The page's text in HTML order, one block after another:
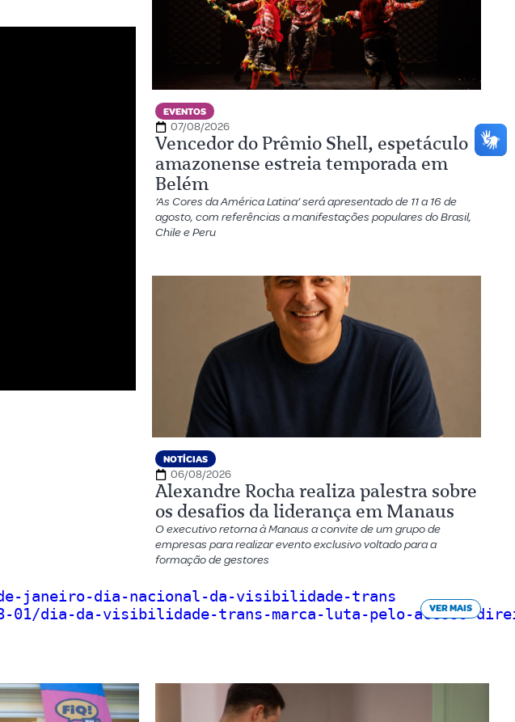
janeiro-dia-nacional-da-visibilidade-trans
01/dia-da-visibilidade-trans-marca-luta-pelo-acesso-
EVENTOS
07/08/2026
Vencedor do Prêmio Shell, espetáculo
amazonense estreia temporada em
Belém
‘As Cores da América Latina’ será apresentado de 11 a 16 de
agosto, com referências a manifestações populares do Brasil,
Chile e Peru
NOTÍCIAS
06/08/2026
Alexandre Rocha realiza palestra sobre
os desafios da liderança em Manaus
O executivo retorna à Manaus a convite de um grupo de
empresas para realizar evento exclusivo voltado para a
formação de gestores
VER MAIS